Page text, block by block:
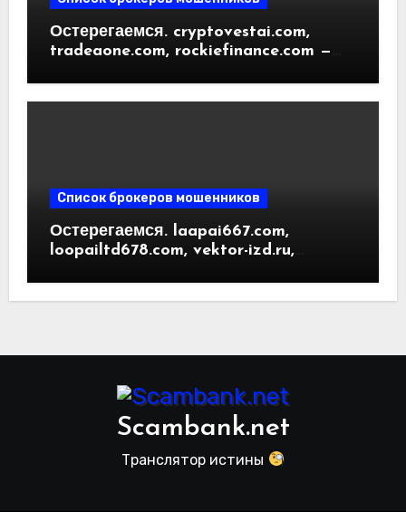
Остерегаемся. cryptovestai.com,
tradeaone.com, rockiefinance.com —
Список брокеров мошенников
Остерегаемся. laapai667.com,
loopailtd678.com, vektor-izd.ru,
видом инвест проектов. Отзывы
Scambank.net
Транслятор истины